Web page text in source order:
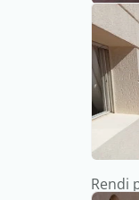
Rendi